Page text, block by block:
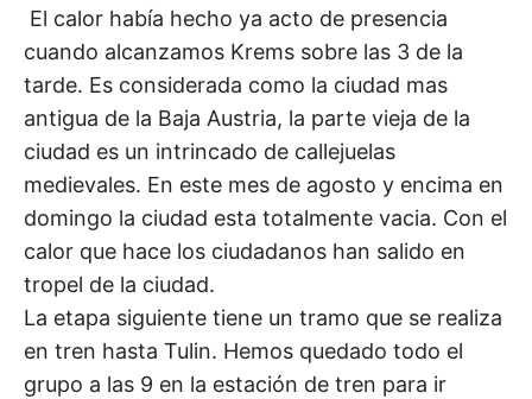
El calor había hecho ya acto de presencia
cuando alcanzamos Krems sobre las 3 de la
tarde. Es considerada como la ciudad mas
antigua de la Baja Austria, la parte vieja de la
ciudad es un intrincado de callejuelas
medievales. En este mes de agosto y encima en
domingo la ciudad esta totalmente vacia. Con el
calor que hace los ciudadanos han salido en
tropel de la ciudad.
La etapa siguiente tiene un tramo que se realiza
en tren hasta Tulin. Hemos quedado todo el
grupo a las 9 en la estación de tren para ir